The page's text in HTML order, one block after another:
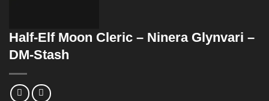
Half-Elf Moon Cleric – Ninera Glynvari –
DM-Stash